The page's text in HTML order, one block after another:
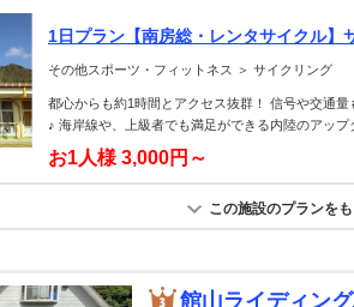
1日プラン【南房総・レンタサイクル】
その他スポーツ・フィットネス ＞ サイクリング
都心からも約1時間とアクセス抜群！ 信号や交通
♪ 海岸線や、上級者でも満足ができる内陸のアッ
お1人様 3,000円～
この施設のプランを
館山ライディン